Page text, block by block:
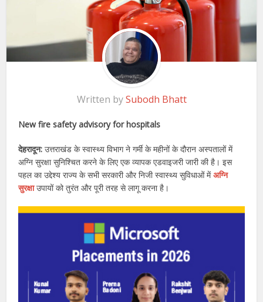
Written bySubodh Bhatt
New fire safety advisory for hospitals
देहरादून:उत्तराखंड के स्वास्थ्य विभाग ने गर्मी के महीनों के दौरान अस्पतालों में
अग्नि सुरक्षा सुनिश्चित करने के लिए एक व्यापक एडवाइजरी जारी की है। इस
पहल का उद्देश्य राज्य के सभी सरकारी और निजी स्वास्थ्य सुविधाओं मेंअग्नि
सुरक्षाउपायों को तुरंत और पूरी तरह से लागू करना है।